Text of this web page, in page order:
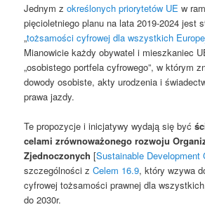
Jednym zokreślonych priorytetów UE w
pięcioletniego planu na lata 2019-2024 jest
„tożsamości cyfrowej dla wszystkich
Mianowicie każdy obywatel i mieszkaniec
„osobistego portfela cyfrowego”, w którym
dowody osobiste, akty urodzenia i
prawa jazdy.
Te propozycje i inicjatywy wydają się być
celami zrównoważonego rozwoju
Zjednoczonych[Sustainable Development
szczególności zCelem 16.9, który wzywa
cyfrowej tożsamości prawnej dla
do 2030r.